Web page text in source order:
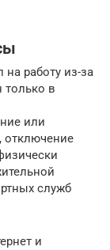
работу из-за
в
или
отключение
служб
и